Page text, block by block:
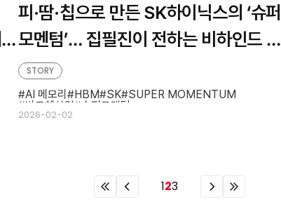
피·땀·칩으로 만든 SK하이닉스의 ‘슈퍼
모멘텀’… 집필진이 전하는 비하인드 스
토리
2026-02-02
STORY
AI 메모리 HBM SK SUPER MOMENTUM
반도체산업
슈퍼모멘텀
이
이
123
이
이